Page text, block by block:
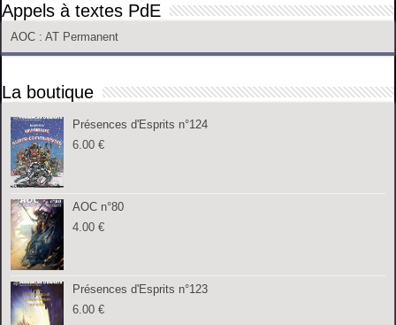
Appels à textes PdE
AOC : AT Permanent
La boutique
Présences d'Esprits n°124
6.00€
AOC n°80
4.00€
Présences d'Esprits n°123
6.00€